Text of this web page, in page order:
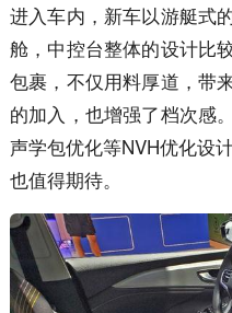
进入车内，新车以游艇式
舱，中控台整体的设计比
包裹，不仅用料厚道，带
的加入，也增强了档次感
声学包优化等NVH优化设
也值得期待。